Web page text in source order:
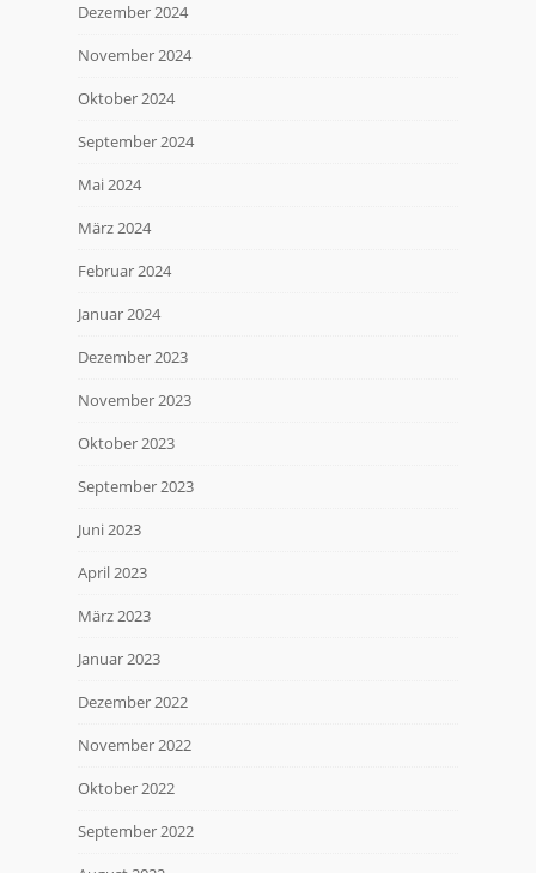
Dezember 2024
November 2024
Oktober 2024
September 2024
Mai 2024
März 2024
Februar 2024
Januar 2024
Dezember 2023
November 2023
Oktober 2023
September 2023
Juni 2023
April 2023
März 2023
Januar 2023
Dezember 2022
November 2022
Oktober 2022
September 2022